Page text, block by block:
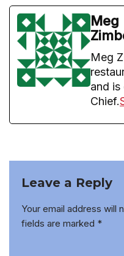
Meg
Meg
and
Chief.
Leave a Reply
Your email address will
fields are marked *